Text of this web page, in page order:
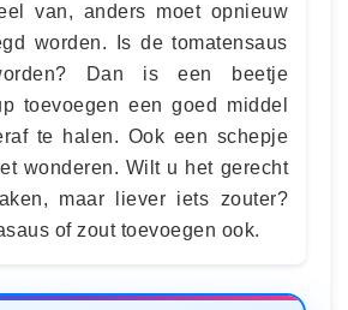
van, anders moet opnieuw
worden. Is de tomatensaus
Dan is een beetje
toevoegen een goed middel
te halen. Ook een schepje
wonderen. Wilt u het gerecht
maar liever iets zouter?
of zout toevoegen ook.